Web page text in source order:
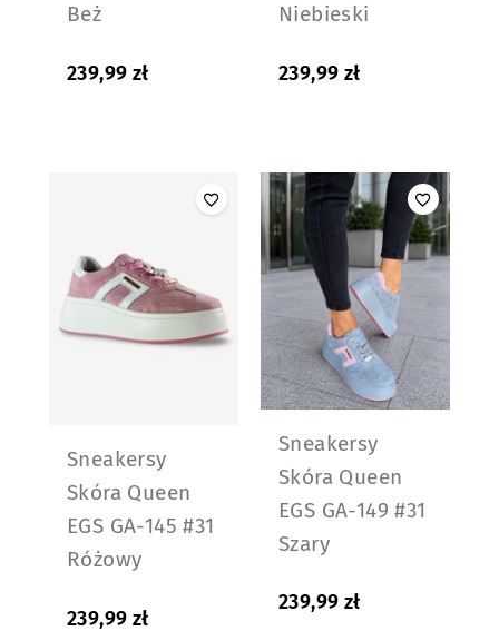
Beż
239,99 zł
Niebieski
239,99 zł
Sneakersy
Skóra Queen
EGS GA-145 #31
Różowy
239,99 zł
Sneakersy
Skóra Queen
EGS GA-149 #31
Szary
239,99 zł